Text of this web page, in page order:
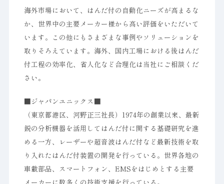
海外市場において、はんだ付の自動化ニーズが高まるな
か、世界中の主要メーカー様から高い評価をいただいて
います。この他にもさまざまな事例やソリューションを
取りそろえています。海外、国内工場における後はんだ
付工程の効率化、省人化など合理化は当社にご相談くだ
さい。
■ジャパンユニックス■
（東京都港区、河野正三社長）1974年の創業以来、最新
鋭の分析機器を活用してはんだ付に関する基礎研究を進
める一方、レーザーや超音波はんだ付など最新技術を取
り入れたはんだ付装置の開発を行っている。世界各地の
車載部品、スマートフォン、EMSをはじめとする主要
メーカーに数多くの技術支援を行っている。